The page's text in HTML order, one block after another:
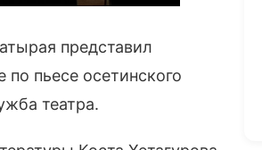
представил
пьесе осетинского
театра.